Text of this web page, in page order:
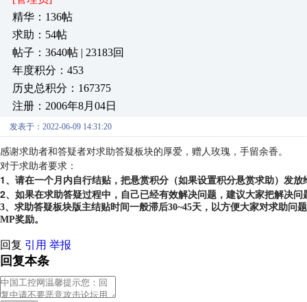
精华：136帖
求助：54帖
帖子：3640帖 | 23183回
年度积分：453
历史总积分：167375
注册：2006年8月04日
发表于：2022-06-09 14:31:20
感谢求助者和答疑者对求助答疑板块的厚爱，赠人玫瑰，手留余香。
对于求助者要求：
1、请在一个月内自行结贴，把悬赏积分（如果设置积分悬赏求助）发放
2、如果在求助答疑过程中，自己已经有效解决问题，建议大家把解决
3、求助答疑板块版主结贴时间一般滞后30~45天，以方便大家对求助
MP奖励。
回复 引用 举报
回复本条